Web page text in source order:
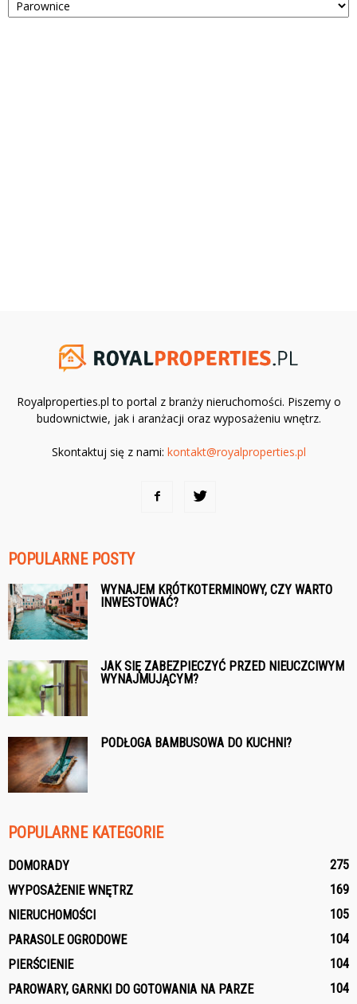
Royalproperties.pl to portal z branży nieruchomości. Piszemy o
budownictwie, jak i aranżacji oraz wyposażeniu wnętrz.
Skontaktuj się z nami: kontakt@royalproperties.pl
POPULARNE POSTY
WYNAJEM KRÓTKOTERMINOWY, CZY WARTO
INWESTOWAĆ?
JAK SIĘ ZABEZPIECZYĆ PRZED NIEUCZCIWYM
WYNAJMUJĄCYM?
PODŁOGA BAMBUSOWA DO KUCHNI?
POPULARNE KATEGORIE
DOMORADY
275
WYPOSAŻENIE WNĘTRZ
169
NIERUCHOMOŚCI
105
PARASOLE OGRODOWE
104
PIERŚCIENIE
104
PAROWARY, GARNKI DO GOTOWANIA NA PARZE
104